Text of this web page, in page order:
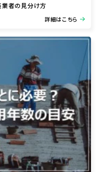
業者の見分け方
詳細はこちら